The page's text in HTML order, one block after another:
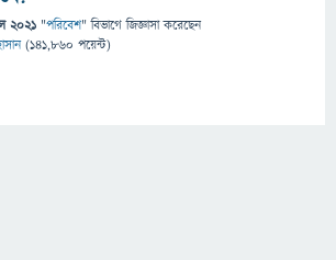
2021 "পরিবেশ" বিভাগে জিজ্ঞাসাকরেছেন
(141,860 পয়েন্ট)